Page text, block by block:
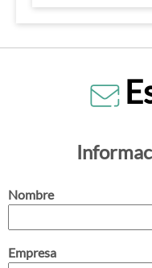
Nombre
Empresa